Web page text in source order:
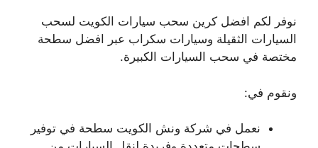
نوفر لكم افضل كرين سحب سيارات الكويت لسحب
السيارات الثقيلة وسيارات سكراب عبر افضل سطحة
مختصة في سحب السيارات الكبيرة.
ونقوم في:
نعمل في شركة ونش الكويت سطحة في توفير